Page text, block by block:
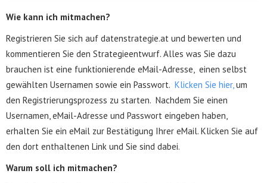
Wie kann ich mitmachen?
Registrieren Sie sich auf datenstrategie.at und bewerten und
kommentieren Sie den Strategieentwurf. Alles was Sie dazu
brauchen ist eine funktionierende eMail-Adresse, einen selbst
gewählten Usernamen sowie ein Passwort. Klicken Sie hier,um
den Registrierungsprozess zu starten. Nachdem Sie einen
Usernamen, eMail-Adresse und Passwort eingeben haben,
erhalten Sie ein eMail zur Bestätigung Ihrer eMail. Klicken Sie auf
den dort enthaltenen Link und Sie sind dabei.
Warum soll ich mitmachen?